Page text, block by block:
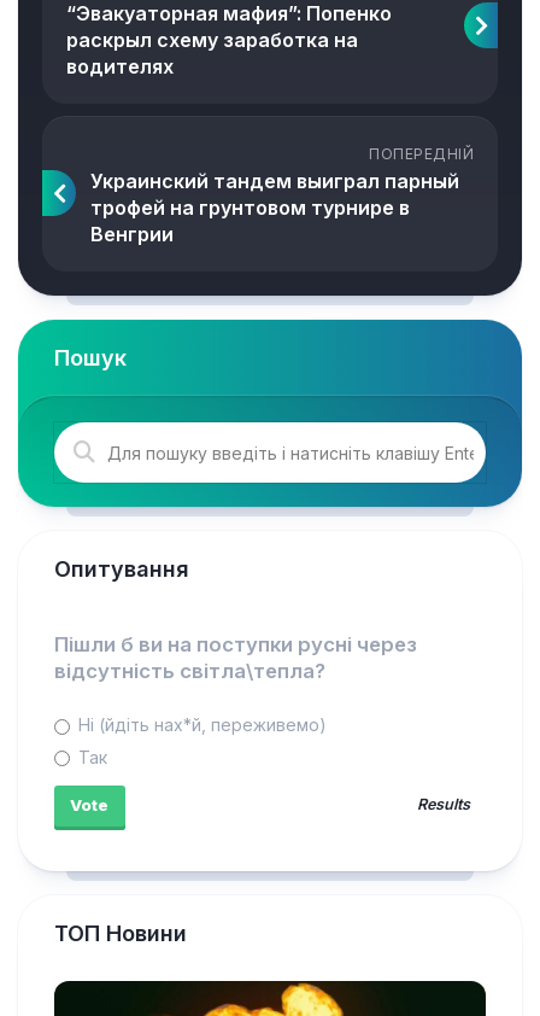
“Эвакуаторная мафия”: Попенко
раскрыл схему заработка на
водителях
ПОПЕРЕДНІЙ
Украинский тандем выиграл парный
трофей на грунтовом турнире в
Венгрии
Пошук
Опитування
Пішли б ви на поступки русні через
відсутність світла\тепла?
Ні (йдіть нах*й, переживемо)
Так
Results
ТОП Новини